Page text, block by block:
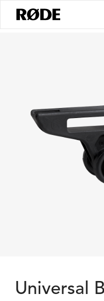
Universal